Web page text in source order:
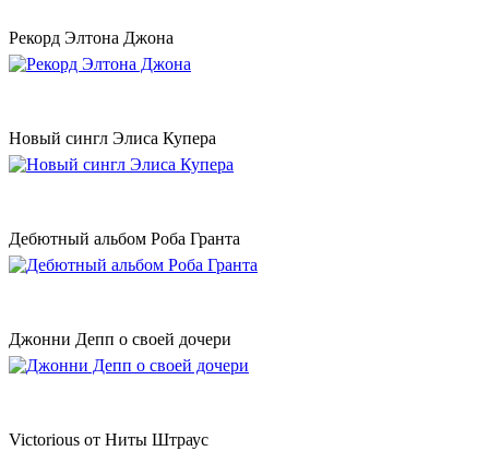
Рекорд Элтона Джона
Новый сингл Элиса Купера
Дебютный альбом Роба Гранта
Джонни Депп о своей дочери
Victorious от Ниты Штраус